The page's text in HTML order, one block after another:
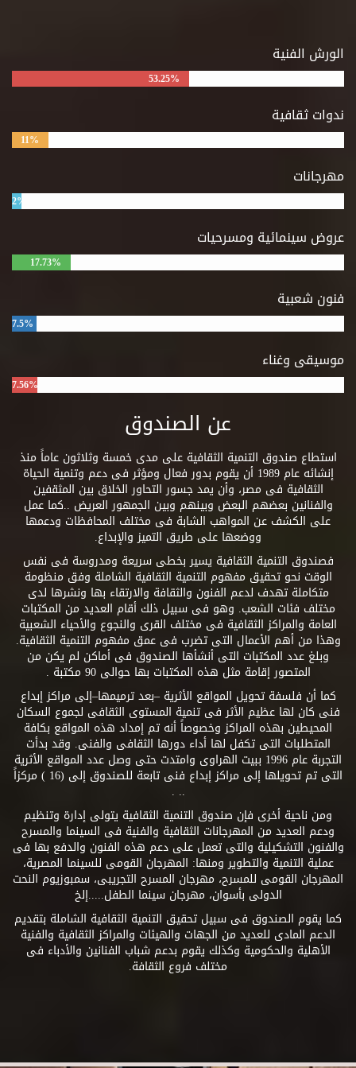
الورش الفنية
53.25%
ندوات ثقافية
11%
مهرجانات
2%
عروض سينمائية ومسرحيات
17.73%
فنون شعبية
7.5%
موسيقى وغناء
7.56%
عن الصندوق
استطاع صندوق التنمية الثقافية على مدى خمسة وثلاثون عاماً منذ
إنشائه عام 1989 أن يقوم بدور فعال ومؤثر فى دعم وتنمية الحياة
الثقافية فى مصر، وأن يمد جسور التحاور الخلاق بين المثقفين
والفنانين بعضهم البعض وبينهم وبين الجمهور العريض ..كما عمل
على الكشف عن المواهب الشابة فى مختلف المحافظات ودعمها
ووضعها على طريق التميز والإبداع.
فصندوق التنمية الثقافية يسير بخطى سريعة ومدروسة فى نفس
الوقت نحو تحقيق مفهوم التنمية الثقافية الشاملة وفق منظومة
متكاملة تهدف لدعم الفنون والثقافة والارتقاء بها ونشرها لدى
مختلف فئات الشعب. وهو فى سبيل ذلك أقام العديد من المكتبات
العامة والمراكز الثقافية فى مختلف القرى والنجوع والأحياء الشعبية
وهذا من أهم الأعمال التى تضرب فى عمق مفهوم التنمية الثقافية.
وبلغ عدد المكتبات التى أنشأها الصندوق فى أماكن لم يكن من
المتصور إقامة مثل هذه المكتبات بها حوالى 90 مكتبة .
كما أن فلسفة تحويل المواقع الأثرية –بعد ترميمها–إلى مراكز إبداع
فنى كان لها عظيم الأثر فى تنمية المستوى الثقافى لجموع السكان
المحيطين بهذه المراكز وخصوصاً أنه تم إمداد هذه المواقع بكافة
المتطلبات التى تكفل لها أداء دورها الثقافى والفنى. وقد بدأت
التجربة عام 1996 ببيت الهراوى وامتدت حتى وصل عدد المواقع الأثرية
التى تم تحويلها إلى مراكز إبداع فنى تابعة للصندوق إلى (16 ) مركزاً
.. .
ومن ناحية أخرى فإن صندوق التنمية الثقافية يتولى إدارة وتنظيم
ودعم العديد من المهرجانات الثقافية والفنية فى السينما والمسرح
والفنون التشكيلية والتى تعمل على دعم هذه الفنون والدفع بها فى
عملية التنمية والتطوير ومنها: المهرجان القومى للسينما المصرية،
المهرجان القومى للمسرح، مهرجان المسرح التجريبى، سمبوزيوم النحت
الدولى بأسوان، مهرجان سينما الطفل.....إلخ
كما يقوم الصندوق فى سبيل تحقيق التنمية الثقافية الشاملة بتقديم
الدعم المادى للعديد من الجهات والهيئات والمراكز الثقافية والفنية
الأهلية والحكومية وكذلك يقوم بدعم شباب الفنانين والأدباء فى
مختلف فروع الثقافة.